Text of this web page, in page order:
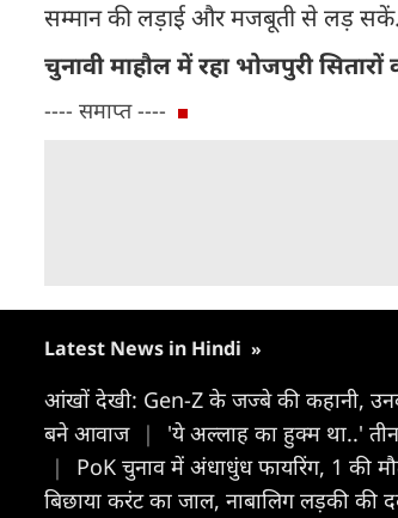
सम्मान की लड़ाई और मजबूती से लड़
चुनावी माहौल में रहा भोजपुरी सितारों
---- समाप्त ----
Latest News in Hindi »
आंखों देखी: Gen-Z के जज्बे की कहानी,
बने आवाज | 'ये अल्लाह का हुक्म था..'
|
PoK चुनाव में अंधाधुंध फायरिंग, 1 की
बिछाया करंट का जाल, नाबालिग लड़की की